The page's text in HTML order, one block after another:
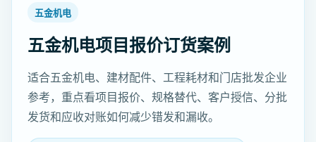
五金机电
五金机电项目报价订货案例
适合五金机电、建材配件、工程耗材和门店批发企业
参考，重点看项目报价、规格替代、客户授信、分批
发货和应收对账如何减少错发和漏收。